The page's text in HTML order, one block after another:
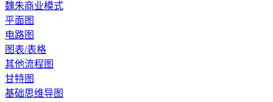
魏朱商业模式
平面图
电路图
图表/表格
其他流程图
甘特图
基础思维导图